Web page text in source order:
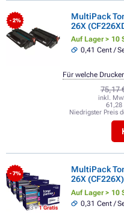
- 2%
MultiPack
26X
Auf Lager > 10
0,41 Cent /
75,17
inkl.
61,28
Niedrigster Preis
Für welche
- 7%
MultiPack
26X
Auf Lager > 10
0,31 Cent /